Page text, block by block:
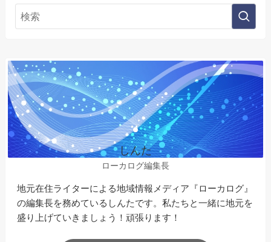
しんた
ローカログ編集長
地元在住ライターによる地域情報メディア『ローカログ』
の編集長を務めているしんたです。私たちと一緒に地元を
盛り上げていきましょう！頑張ります！